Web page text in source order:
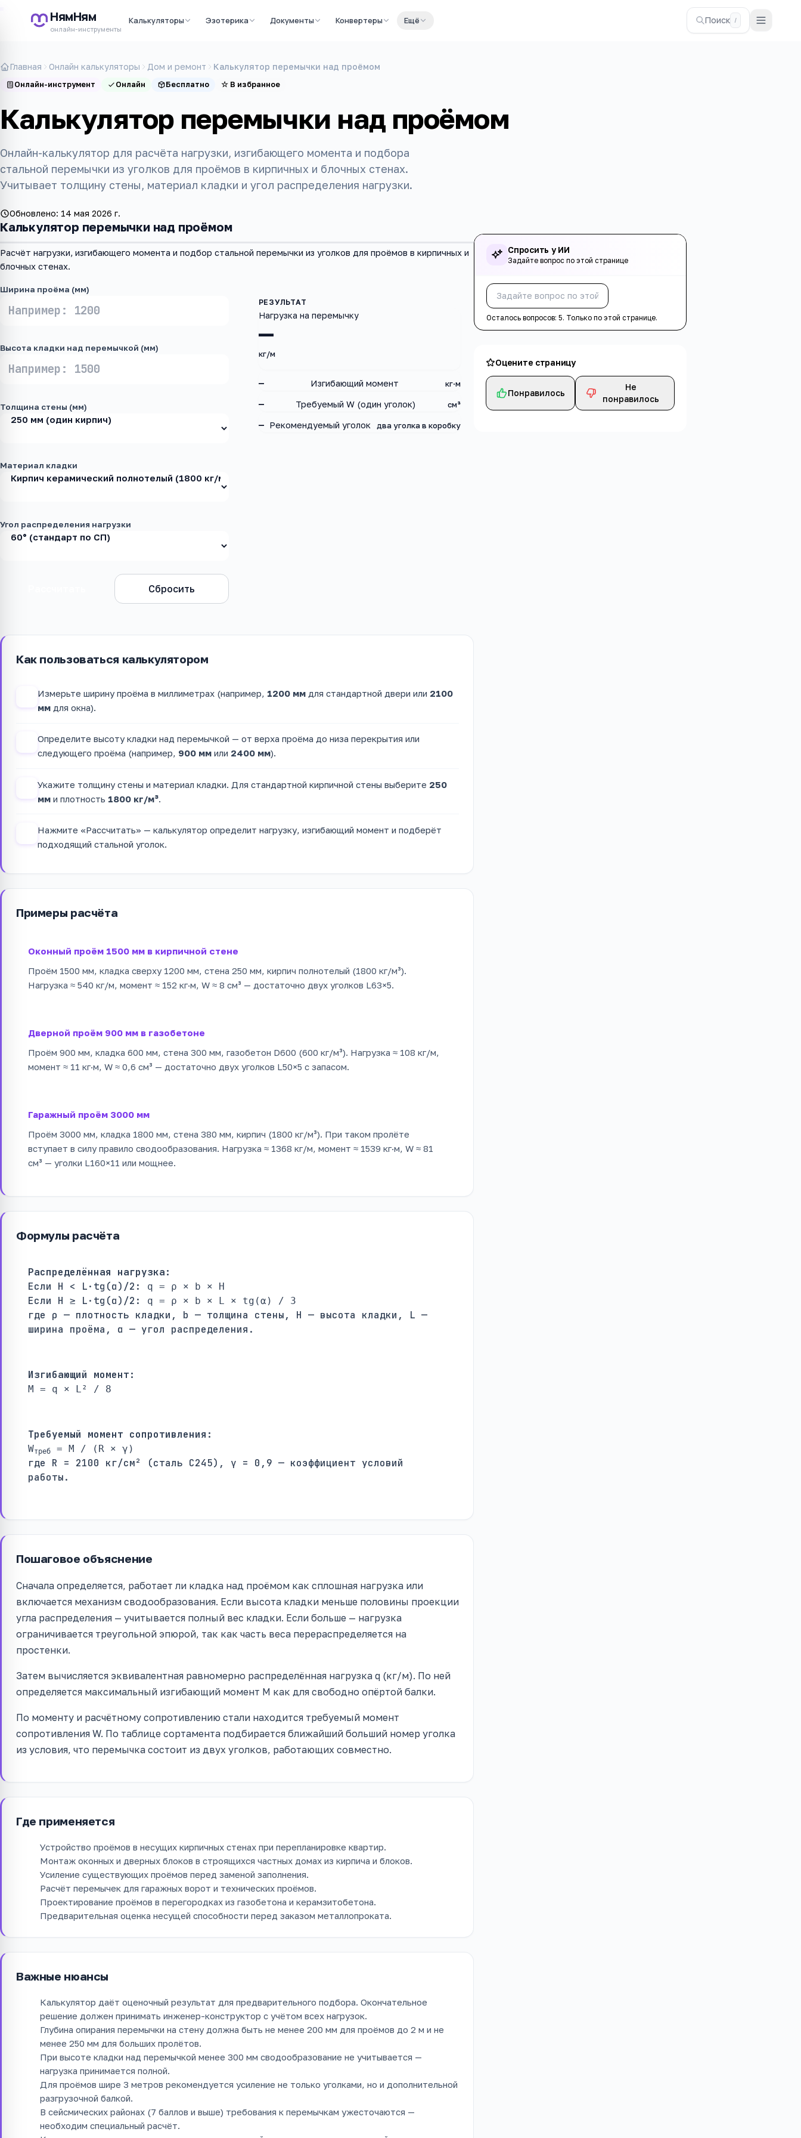
НямНям
онлайн-инструменты
Калькуляторы Эзотерика Документы Конвертеры Ещё Поиск /
Главная Онлайн калькуляторы Дом и ремонт Калькулятор перемычки над проёмом
Онлайн-инструмент Онлайн Бесплатно ☆ В избранное
Калькулятор перемычки над проёмом
Онлайн-калькулятор для расчёта нагрузки, изгибающего момента и подбора
стальной перемычки из уголков для проёмов в кирпичных и блочных стенах.
Учитывает толщину стены, материал кладки и угол распределения нагрузки.
Обновлено: 14 мая 2026 г.
Калькулятор перемычки над проёмом
Расчёт нагрузки, изгибающего момента и подбор стальной перемычки из уголков для проёмов в кирпичных и
блочных стенах.
Ширина проёма (мм)
Высота кладки над перемычкой (мм)
Толщина стены (мм)
Материал кладки
Угол распределения нагрузки
Сбросить
—
Нагрузка на перемычку
кг/м
— Изгибающий момент кг·м
— Требуемый W (один уголок) см³
— Рекомендуемый уголок два уголка в коробку
Как пользоваться калькулятором
Измерьте ширину проёма в миллиметрах (например, 1200 мм для стандартной двери или 2100
мм для окна).
Определите высоту кладки над перемычкой — от верха проёма до низа перекрытия или
следующего проёма (например, 900 мм или 2400 мм).
Укажите толщину стены и материал кладки. Для стандартной кирпичной стены выберите 250
мм и плотность 1800 кг/м³
Нажмите «Рассчитать» — калькулятор определит нагрузку, изгибающий момент и подберёт
подходящий стальной уголок.
Примеры расчёта
Оконный проём 1500 мм в кирпичной стене
Проём 1500 мм, кладка сверху 1200 мм, стена 250 мм, кирпич полнотелый (1800 кг/м³).
Нагрузка ≈ 540 кг/м, момент ≈ 152 кг·м, W ≈ 8 см³ — достаточно двух уголков L63×5.
Дверной проём 900 мм в газобетоне
Проём 900 мм, кладка 600 мм, стена 300 мм, газобетон D600 (600 кг/м³). Нагрузка ≈ 108 кг/м,
момент ≈ 11 кг·м, W ≈ 0,6 см³ — достаточно двух уголков L50×5 с запасом.
Гаражный проём 3000 мм
Проём 3000 мм, кладка 1800 мм, стена 380 мм, кирпич (1800 кг/м³). При таком пролёте
вступает в силу правило сводообразования. Нагрузка ≈ 1368 кг/м, момент ≈ 1539 кг·м, W ≈ 81
см³ — уголки L160×11 или мощнее.
Формулы расчёта
Распределённая нагрузка:
Если H < L·tg(α)/2:
q = ρ × b × H
Если H ≥ L·tg(α)/2: q = ρ × b × L × tg(α) / 3
где ρ — плотность кладки, b — толщина стены, H — высота кладки, L —
ширина проёма, α — угол распределения.
Изгибающий момент:
M = q × L² / 8
Требуемый момент сопротивления:
Wтреб = M / (R × γ)
где R = 2100 кг/см² (сталь С245), γ = 0,9 — коэффициент условий
работы.
Пошаговое объяснение
Сначала определяется, работает ли кладка над проёмом как сплошная нагрузка или
включается механизм сводообразования. Если высота кладки меньше половины проекции
угла распределения — учитывается полный вес кладки. Если больше — нагрузка
ограничивается треугольной эпюрой, так как часть веса перераспределяется на
простенки.
Затем вычисляется эквивалентная равномерно распределённая нагрузка q (кг/м). По ней
определяется максимальный изгибающий момент M как для свободно опёртой балки.
По моменту и расчётному сопротивлению стали находится требуемый момент
сопротивления W. По таблице сортамента подбирается ближайший больший номер уголка
из условия, что перемычка состоит из двух уголков, работающих совместно.
Где применяется
Устройство проёмов в несущих кирпичных стенах при перепланировке квартир.
Монтаж оконных и дверных блоков в строящихся частных домах из кирпича и блоков.
Усиление существующих проёмов перед заменой заполнения.
Расчёт перемычек для гаражных ворот и технических проёмов.
Проектирование проёмов в перегородках из газобетона и керамзитобетона.
Предварительная оценка несущей способности перед заказом металлопроката.
Важные нюансы
Калькулятор даёт оценочный результат для предварительного подбора. Окончательное
решение должен принимать инженер-конструктор с учётом всех нагрузок.
Глубина опирания перемычки на стену должна быть не менее 200 мм для проёмов до 2 м и не
менее 250 мм для больших пролётов.
При высоте кладки над перемычкой менее 300 мм сводообразование не учитывается —
нагрузка принимается полной.
Для проёмов шире 3 метров рекомендуется усиление не только уголками, но и дополнительной
разгрузочной балкой.
В сейсмических районах (7 баллов и выше) требования к перемычкам ужесточаются —
необходим специальный расчёт.
Спросить у ИИ
Задайте вопрос по этой странице
Осталось вопросов:5. Только по этой странице.
Оцените страницу
Понравилось
Не
понравилось